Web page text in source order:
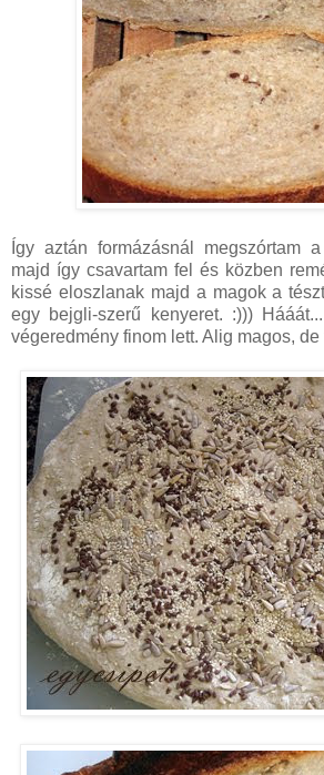
Így aztán formázásnál megszórtam
majd így csavartam fel és közben
kissé eloszlanak majd a magok a
egy bejgli-szerű kenyeret. :)))
végeredmény finom lett. Alig magos, de